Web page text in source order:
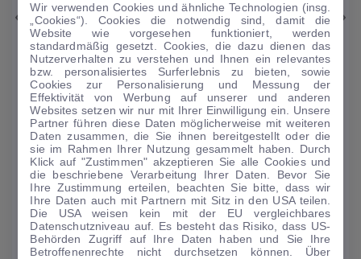
Opel Crossland X
EDITION TOP / Rü-Kamera/Sitzheiz / PDC
55.670 km· 11/2021·· Benzin·Manuell
Finanzierung Kaufen
112€/mtl.
Guter Preis4
0 € Anzahlung ·60 Monate ·Finanzierungs-Details
Angebot anfragen Rate anpassen
Kraftstoffverbrauch komb. 4,7 l/100 km · CO₂-Emissionen komb. 107 g/km
· CO₂-Klasse G · WLTP*
Wir verwenden Cookies und ähnliche Technologien (insg.
„Cookies“). Cookies die notwendig sind, damit die
Website wie vorgesehen funktioniert, werden
standardmäßig gesetzt. Cookies, die dazu dienen das
Nutzerverhalten zu verstehen und Ihnen ein relevantes
bzw. personalisiertes Surferlebnis zu bieten, sowie
Cookies zur Personalisierung und Messung der
Effektivität von Werbung auf unserer und anderen
Websites setzen wir nur mit Ihrer Einwilligung ein. Unsere
Partner führen diese Daten möglicherweise mit weiteren
Daten zusammen, die Sie ihnen bereitgestellt oder die
sie im Rahmen Ihrer Nutzung gesammelt haben. Durch
Klick auf "Zustimmen" akzeptieren Sie alle Cookies und
die beschriebene Verarbeitung Ihrer Daten. Bevor Sie
Ihre Zustimmung erteilen, beachten Sie bitte, dass wir
Ihre Daten auch mit Partnern mit Sitz in den USA teilen.
Die USA weisen kein mit der EU vergleichbares
Datenschutzniveau auf. Es besteht das Risiko, dass US-
Behörden Zugriff auf Ihre Daten haben und Sie Ihre
Betroffenenrechte nicht durchsetzen können. Über